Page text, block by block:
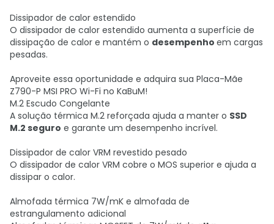
Dissipador de calor estendido
O dissipador de calor estendido aumenta a superfície de
dissipação de calor e mantém o desempenho em cargas
pesadas.
Aproveite essa oportunidade e adquira sua Placa-Mãe
Z790-P MSI PRO Wi-Fi no KaBuM!
M.2 Escudo Congelante
A solução térmica M.2 reforçada ajuda a manter o SSD
M.2 seguro e garante um desempenho incrível.
Dissipador de calor VRM revestido pesado
O dissipador de calor VRM cobre o MOS superior e ajuda a
dissipar o calor.
Almofada térmica 7W/mK e almofada de
estrangulamento adicional